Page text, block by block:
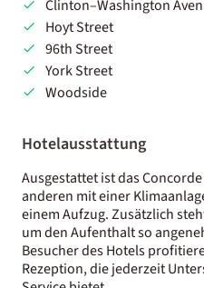
Clinton–Washington
Hoyt Street
96th Street
York Street
Woodside
Hotelausstattung
Ausgestattet ist das
anderen mit einer
einem Aufzug. Zusätzlich
um den Aufenthalt so
Besucher des Hotels
Rezeption, die jederzeit